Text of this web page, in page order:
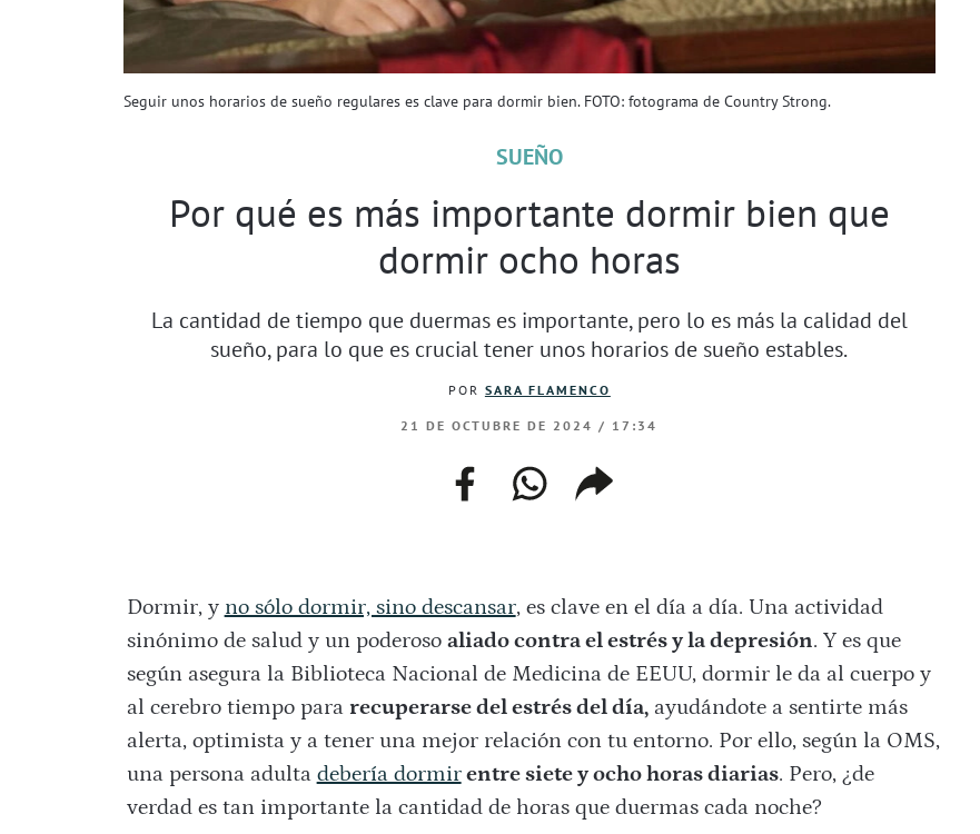
Seguir unos horarios de sueño regulares es clave para dormir bien. FOTO: fotograma de Country Strong.
SUEÑO
Por qué es más importante dormir bien que
dormir ocho horas
La cantidad de tiempo que duermas es importante, pero lo es más la calidad del
sueño, para lo que es crucial tener unos horarios de sueño estables.
POR SARA FLAMENCO
21 DE OCTUBRE DE 2024 / 17:34
facebookwhatsapp
web
copiar
enlace
Dormir, y no sólo dormir, sino descansar, es clave en el día a día. Una actividad
sinónimo de salud y un poderoso aliado contra el estrés y la depresión. Y es que
según asegura la Biblioteca Nacional de Medicina de EEUU, dormir le da al cuerpo y
al cerebro tiempo para recuperarse del estrés del día,ayudándote a sentirte más
alerta, optimista y a tener una mejor relación con tu entorno. Por ello, según la OMS,
una persona adulta debería dormirentre siete y ocho horas diarias. Pero, ¿de
verdad es tan importante la cantidad de horas que duermas cada noche?